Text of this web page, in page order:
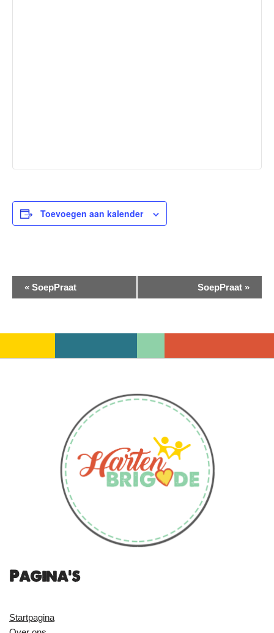
Toevoegen aan kalender
Evenement
« SoepPraat SoepPraat »
Pagina's
Startpagina